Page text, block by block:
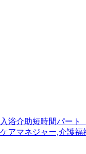
入浴介助短時間パート
ケアマネジャー,介護福